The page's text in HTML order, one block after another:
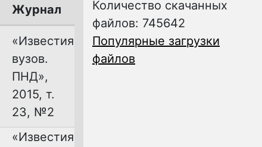
Журнал
«Известия
вузов.
ПНД»,
2015, т.
23, №2
«Известия
Количество скачанных
файлов: 745642
Популярные загрузки
файлов